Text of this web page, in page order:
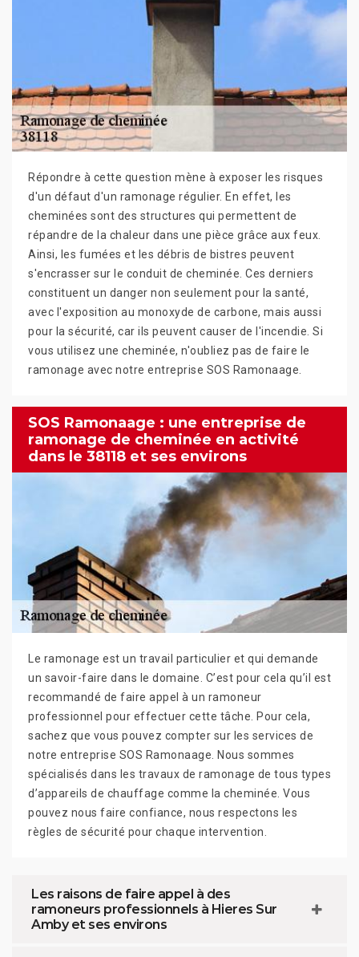
Répondre à cette question mène à exposer les risques
d'un défaut d'un ramonage régulier. En effet, les
cheminées sont des structures qui permettent de
répandre de la chaleur dans une pièce grâce aux feux.
Ainsi, les fumées et les débris de bistres peuvent
s'encrasser sur le conduit de cheminée. Ces derniers
constituent un danger non seulement pour la santé,
avec l'exposition au monoxyde de carbone, mais aussi
pour la sécurité, car ils peuvent causer de l'incendie. Si
vous utilisez une cheminée, n'oubliez pas de faire le
ramonage avec notre entreprise SOS Ramonaage.
SOS Ramonaage : une entreprise de
ramonage de cheminée en activité
dans le 38118 et ses environs
Le ramonage est un travail particulier et qui demande
un savoir-faire dans le domaine. C’est pour cela qu’il est
recommandé de faire appel à un ramoneur
professionnel pour effectuer cette tâche. Pour cela,
sachez que vous pouvez compter sur les services de
notre entreprise SOS Ramonaage. Nous sommes
spécialisés dans les travaux de ramonage de tous types
d’appareils de chauffage comme la cheminée. Vous
pouvez nous faire confiance, nous respectons les
règles de sécurité pour chaque intervention.
Les raisons de faire appel à des
ramoneurs professionnels à Hieres Sur
Amby et ses environs